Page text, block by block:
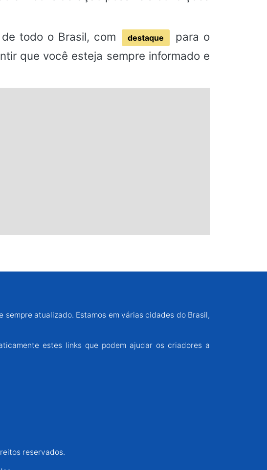
todo o Brasil, com
destaque
para o
que você esteja sempre informado e
atualizado. Estamos em várias cidades do Brasil,
estes links que podem ajudar os criadores a
reservados.